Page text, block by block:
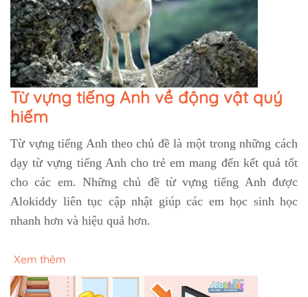
Từ vựng tiếng Anh về động vật quý
hiếm
Từ vựng tiếng Anh theo chủ đề là một trong những cách
dạy từ vựng tiếng Anh cho trẻ em mang đến kết quả tốt
cho các em. Những chủ đề từ vựng tiếng Anh được
Alokiddy liên tục cập nhật giúp các em học sinh học
nhanh hơn và hiệu quả hơn.
Xem thêm